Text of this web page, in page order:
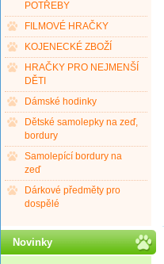
POTŘEBY
FILMOVÉ HRAČKY
KOJENECKÉ ZBOŽÍ
HRAČKY PRO NEJMENŠÍ
DĚTI
Dámské hodinky
Dětské samolepky na zeď,
bordury
Samolepící bordury na
zeď
Dárkové předměty pro
dospělé
Novinky